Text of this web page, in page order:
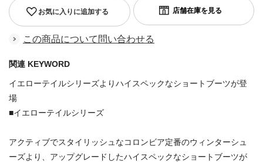
お気に入りに追加する
この商品について問い合わせる
関連 KEYWORD
イエローテイルシリーズよりハイスペックなショートブーツが登
場
■イエローテイルシリーズ
アクティブでスタイリッシュなコロンビア定番のウィンターシュ
ーズより、アップグレードしたハイスペックなショートブーツが